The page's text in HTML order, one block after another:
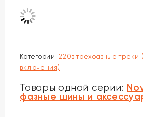
Категории:220в трехфазные треки
включения)
Товары одной серии:
фазные шины и